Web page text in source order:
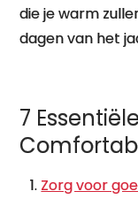
die je warm
dagen van het
7
Zorg voor